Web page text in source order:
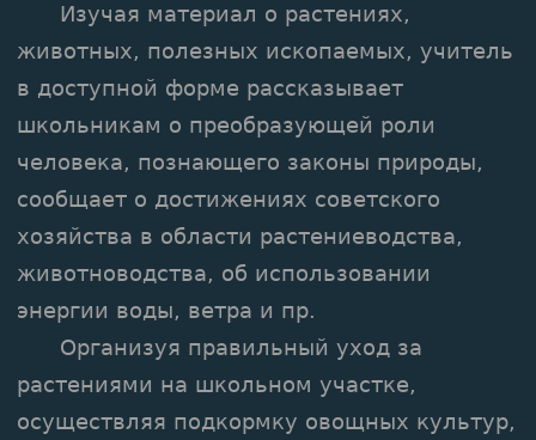
Изучая материал о растениях,
животных, полезных ископаемых, учитель
в доступной форме рассказывает
школьникам о преобразующей роли
человека, познающего законы природы,
сообщает о достижениях советского
хозяйства в области растениеводства,
животноводства, об использовании
энергии воды, ветра и пр.
Организуя правильный уход за
растениями на школьном участке,
осуществляя подкормку овощных культур,